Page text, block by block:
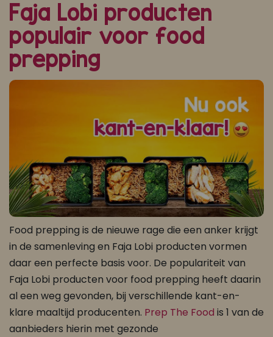
Of klik hier om je aan te melden voor Mijn Kookboek.
Faja Lobi producten
populair voor food
prepping
Food prepping is de nieuwe rage die een anker krijgt
in de samenleving en Faja Lobi producten vormen
daar een perfecte basis voor. De populariteit van
Faja Lobi producten voor food prepping heeft daarin
al een weg gevonden, bij verschillende kant-en-
klare maaltijd producenten. Prep The Food is 1 van de
aanbieders hierin met gezonde